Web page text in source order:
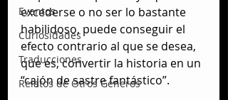
Eventos
Curiosidades
Traducciones
Relatos de Otros Géneros
excederse o no ser lo bastante
habilidoso, puede conseguir el
efecto contrario al que se desea,
que es, convertir la historia en un
“cajón de sastre fantástico”.